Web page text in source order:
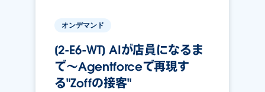
オンデマンド
[2-E6-WT] AIが店員になるま
で～Agentforceで再現す
る"Zoffの接客"